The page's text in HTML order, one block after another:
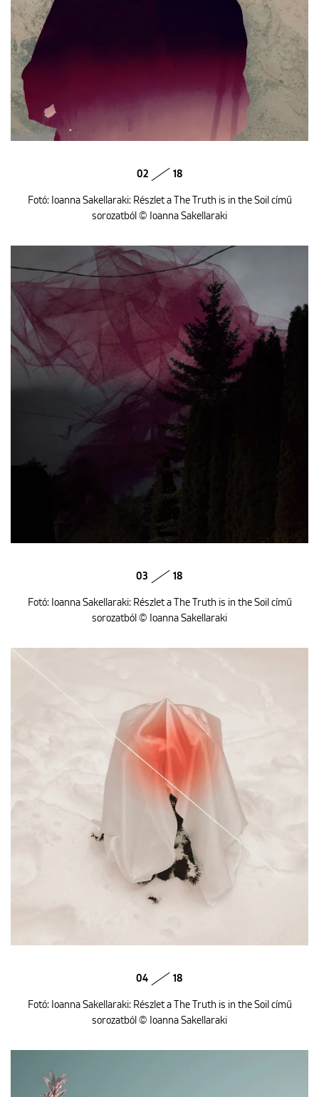
02 18
Fotó: Ioanna Sakellaraki: Részlet a The Truth is in the Soil című
sorozatból © Ioanna Sakellaraki
03 18
Fotó: Ioanna Sakellaraki: Részlet a The Truth is in the Soil című
sorozatból © Ioanna Sakellaraki
04 18
Fotó: Ioanna Sakellaraki: Részlet a The Truth is in the Soil című
sorozatból © Ioanna Sakellaraki